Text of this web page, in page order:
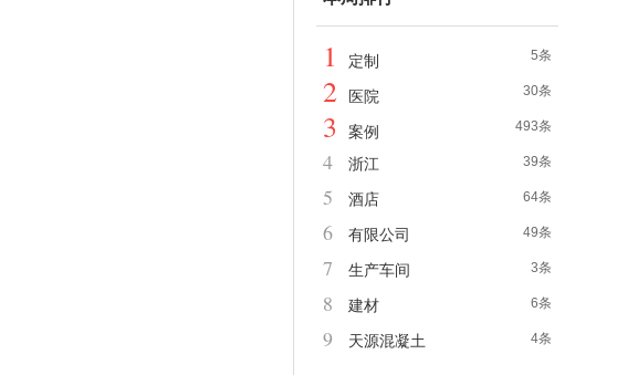
5条
1 定制
30条
2 医院
493条
3 案例
39条
4 浙江
64条
5 酒店
49条
6 有限公司
3条
7 生产车间
6条
8 建材
4条
9 天源混凝土